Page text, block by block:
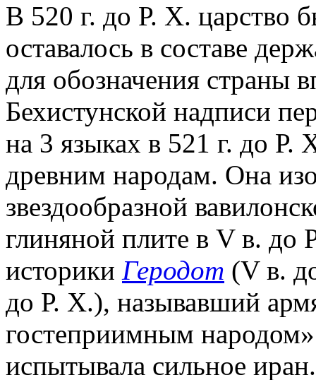
В 520 г. до Р. Х. царство
оставалось в составе
для обозначения страны
Бехистунской надписи
на 3 языках в 521 г. до
древним народам. Она
звездообразной
глиняной плите в V в. до
историки Геродот (V в.
до Р. Х.), называвший
гостеприимным
испытывала сильное